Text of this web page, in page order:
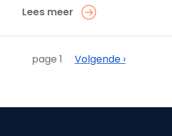
Lees meer
Paginering
page 1 Volgende
Volgende ›